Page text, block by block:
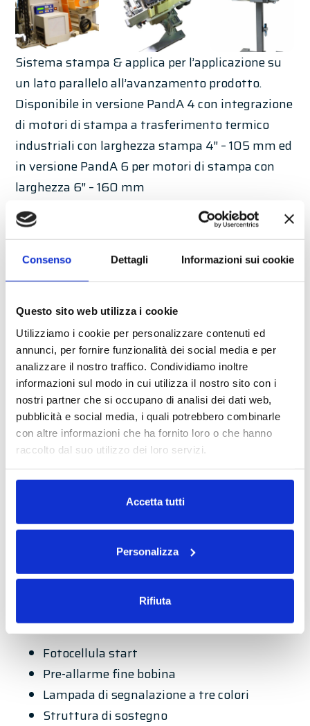
Consenso Dettagli Informazioni sui cookie
Questo sito web utilizza i cookie
Utilizziamo i cookie per personalizzare contenuti ed
annunci, per fornire funzionalità dei social media e per
analizzare il nostro traffico. Condividiamo inoltre
informazioni sul modo in cui utilizza il nostro sito con i
nostri partner che si occupano di analisi dei dati web,
pubblicità e social media, i quali potrebbero combinarle
con altre informazioni che ha fornito loro o che hanno
raccolto dal suo utilizzo dei loro servizi.
Leggi la nostra
Accetta tutti
Personalizza
Rifiuta
Sistema stampa & applica per l’applicazione su
un lato parallelo all’avanzamento prodotto.
Disponibile in versione PandA 4 con integrazione
di motori di stampa a trasferimento termico
industriali con larghezza stampa 4″ – 105 mm ed
in versione PandA 6 per motori di stampa con
larghezza 6″ – 160 mm
Caratteristiche standard
Porta bobina con svolgitore meccanico
Dischi fissaggio bobina in alluminio
vite
Riavvolgitore supporto siliconato
motorizzato con dispositivo di blocco
Predisposizione integrazione modulo di
stampa:Sato S Series; Zebra Ze Series; Car
Valentin SPE;CAB PX Series; NOVEXX DPM
Series;
1000 mm
Unità di controllo integrata con PLC
Gestione cicli di applicazione
Interfacce per allarmi e segnali esterni
Pannello operatore touch-screen a colori con
Accessori opzionali
Fotocellula start
Pre-allarme fine bobina
Lampada di segnalazione a tre colori
Struttura di sostegno